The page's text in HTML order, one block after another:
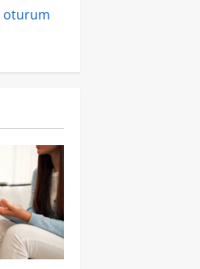
oturum